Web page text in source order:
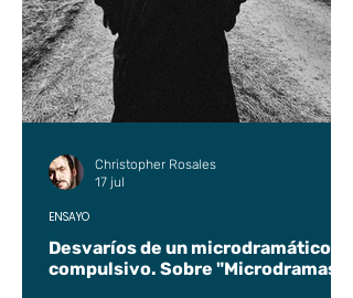
Desvaríos de un microdramático
compulsivo. Sobre "Microdramas".
ENSAYO
Christopher Rosales
17 jul